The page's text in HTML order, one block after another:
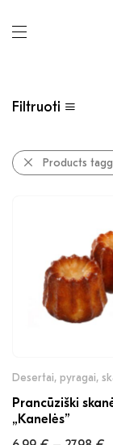
Filtruoti
Products
Desertai, pyragai,
Prancūziški
„Kanelės”